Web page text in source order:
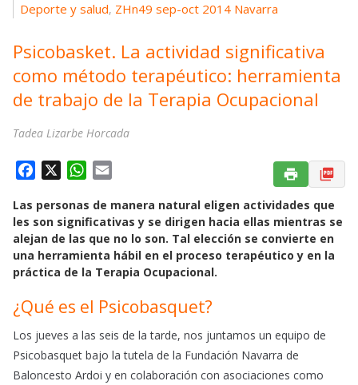
Deporte y salud, ZHn49 sep-oct 2014 Navarra
Psicobasket. La actividad significativa
como método terapéutico: herramienta
de trabajo de la Terapia Ocupacional
Tadea Lizarbe Horcada
c
e
b
o
k
W
a
t
s
A
p
a
i
l
Las personas de manera natural eligen actividades que
les son significativas y se dirigen hacia ellas mientras se
alejan de las que no lo son. Tal elección se convierte en
una herramienta hábil en el proceso terapéutico y en la
práctica de la Terapia Ocupacional.
¿Qué es el Psicobasquet?
Los jueves a las seis de la tarde, nos juntamos un equipo de
Psicobasquet bajo la tutela de la Fundación Navarra de
Baloncesto Ardoi y en colaboración con asociaciones como